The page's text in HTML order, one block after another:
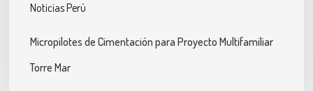
Noticias Perú
Micropilotes de Cimentación para Proyecto Multifamiliar
Torre Mar